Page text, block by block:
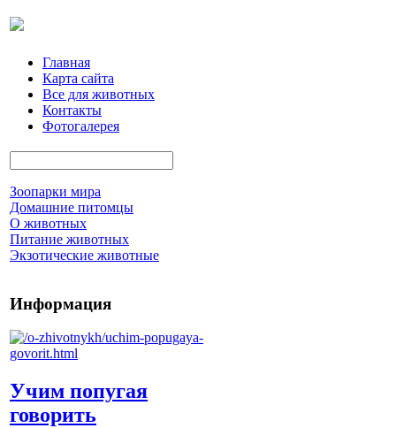
Главная
Карта сайта
Все для животных
Контакты
Фотогалерея
Зоопарки мира
Домашние питомцы
О животных
Питание животных
Экзотические животные
Информация
Учим попугая
говорить